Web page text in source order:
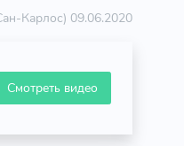
Карлос) 09.06.2020
Смотреть видео